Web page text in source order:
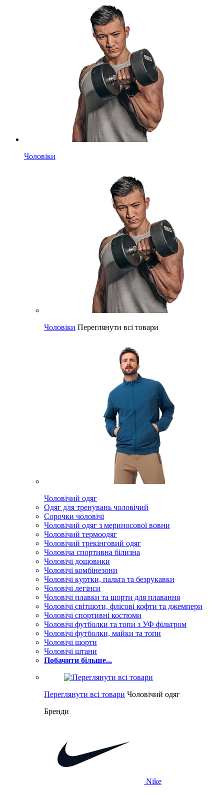
Чоловіки
Чоловіки Переглянути всі товари
Чоловічий одяг
Одяг для тренувань чоловічий
Сорочки чоловічі
Чоловічий одяг з мериносової вовни
Чоловічий термоодяг
Чоловічий трекінговий одяг
Чоловіча спортивна білизна
Чоловічі дощовики
Чоловічі комбінезони
Чоловічі куртки, пальта та безрукавки
Чоловічі легінси
Чоловічі плавки та шорти для плавання
Чоловічі світшоти, флісові кофти та джемпери
Чоловічі спортивні костюми
Чоловічі футболки та топи з УФ фільтром
Чоловічі футболки, майки та топи
Чоловічі шорти
Чоловічі штани
Побачити більше...
Переглянути всі товари Чоловічий одяг
Бренди
Nike